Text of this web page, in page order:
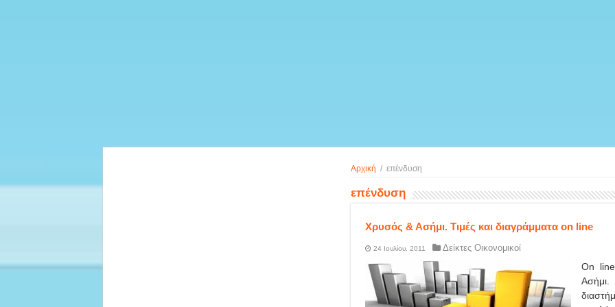
Αρχική / επένδυση
επένδυση
Χρυσός & Ασήμι. Τιμές και διαγράμματα on line
24 Ιουλίου, 2011 Δείκτες Οικονομικοί
On line